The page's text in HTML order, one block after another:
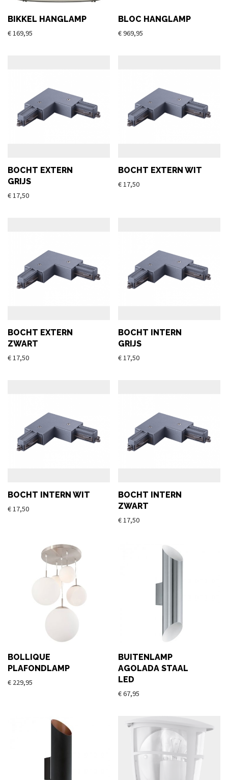
BIKKEL HANGLAMP
€169,95
BLOC HANGLAMP
€969,95
BOCHT EXTERN
GRIJS
€17,50
BOCHT EXTERN WIT
€17,50
BOCHT EXTERN
ZWART
€17,50
BOCHT INTERN
GRIJS
€17,50
BOCHT INTERN WIT
€17,50
BOCHT INTERN
ZWART
€17,50
BOLLIQUE
PLAFONDLAMP
€ 229,95
BUITENLAMP
AGOLADA STAAL
LED
€67,95